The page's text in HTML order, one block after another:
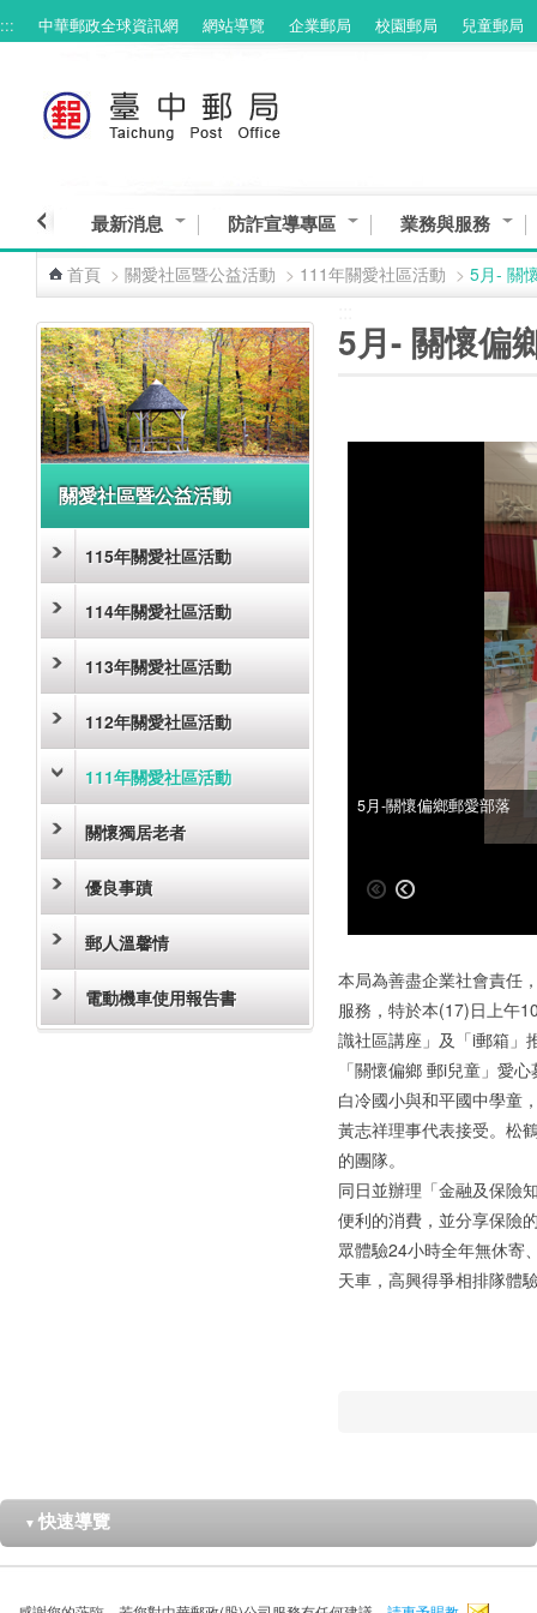
跳到主要內容區塊
::: 中華郵政全球資訊網 網站導覽 企業郵局 校園郵局 兒童郵局
最新消息 防詐宣導專區 業務與服務
首頁 > 關愛社區暨公益活動 > 111年關愛社區活動 > 5月- 關
關愛社區暨公益活動
115年關愛社區活動
114年關愛社區活動
113年關愛社區活動
112年關愛社區活動
111年關愛社區活動
關懷獨居老者
優良事蹟
郵人溫馨情
電動機車使用報告書
5月- 關懷偏
5月-關懷偏鄉郵愛部落
5月-關懷偏鄉郵愛部落
本局為善盡企業社會責任
服務，特於本(17)日上午
識社區講座」及「i郵箱」
「關懷偏鄉 郵i兒童」愛
白冷國小與和平國中學童
黃志祥理事代表接受。松
的團隊。
同日並辦理「金融及保險
便利的消費，並分享保險
眾體驗24小時全年無休寄
天車，高興得爭相排隊體
▼ 快速導覽